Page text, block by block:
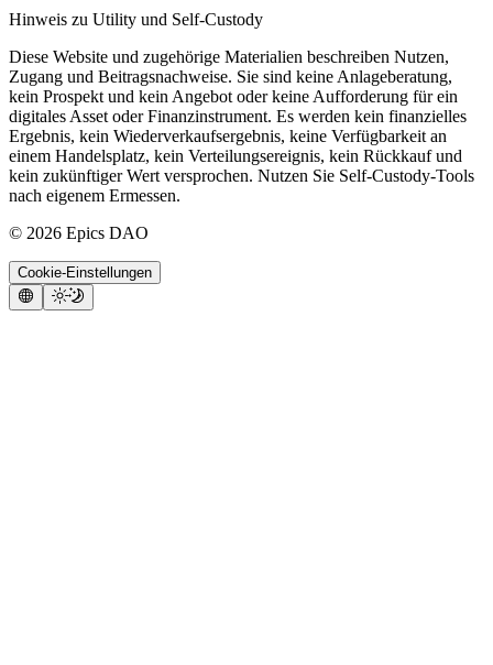
Hinweis zu Utility und Self-Custody
Diese Website und zugehörige Materialien beschreiben Nutzen,
Zugang und Beitragsnachweise. Sie sind keine Anlageberatung,
kein Prospekt und kein Angebot oder keine Aufforderung für ein
digitales Asset oder Finanzinstrument. Es werden kein finanzielles
Ergebnis, kein Wiederverkaufsergebnis, keine Verfügbarkeit an
einem Handelsplatz, kein Verteilungsereignis, kein Rückkauf und
kein zukünftiger Wert versprochen. Nutzen Sie Self-Custody-Tools
nach eigenem Ermessen.
© 2026 Epics DAO
Cookie-Einstellungen